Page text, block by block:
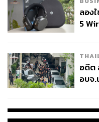
ลอง
5
อดีต
อบจ.